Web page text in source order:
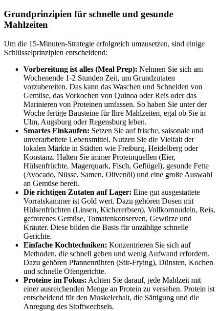
Grundprinzipien für schnelle und gesunde
Mahlzeiten
Um die 15-Minuten-Strategie erfolgreich umzusetzen, sind einige
Schlüsselprinzipien entscheidend:
Vorbereitung ist alles (Meal Prep): Nehmen Sie sich am
Wochenende 1-2 Stunden Zeit, um Grundzutaten
vorzubereiten. Das kann das Waschen und Schneiden von
Gemüse, das Vorkochen von Quinoa oder Reis oder das
Marinieren von Proteinen umfassen. So haben Sie unter der
Woche fertige Bausteine für Ihre Mahlzeiten, egal ob Sie in
Ulm, Augsburg oder Regensburg leben.
Smartes Einkaufen: Setzen Sie auf frische, saisonale und
unverarbeitete Lebensmittel. Nutzen Sie die Vielfalt der
lokalen Märkte in Städten wie Freiburg, Heidelberg oder
Konstanz. Halten Sie immer Proteinquellen (Eier,
Hülsenfrüchte, Magerquark, Fisch, Geflügel), gesunde Fette
(Avocado, Nüsse, Samen, Olivenöl) und eine große Auswahl
an Gemüse bereit.
Die richtigen Zutaten auf Lager: Eine gut ausgestattete
Vorratskammer ist Gold wert. Dazu gehören Dosen mit
Hülsenfrüchten (Linsen, Kichererbsen), Vollkornnudeln, Reis,
gefrorenes Gemüse, Tomatenkonserven, Gewürze und
Kräuter. Diese bilden die Basis für unzählige schnelle
Gerichte.
Einfache Kochtechniken: Konzentrieren Sie sich auf
Methoden, die schnell gehen und wenig Aufwand erfordern.
Dazu gehören Pfannenrühren (Stir-Frying), Dünsten, Kochen
und schnelle Ofengerichte.
Proteine im Fokus: Achten Sie darauf, jede Mahlzeit mit
einer ausreichenden Menge an Protein zu versehen. Protein ist
entscheidend für den Muskelerhalt, die Sättigung und die
Anregung des Stoffwechsels.